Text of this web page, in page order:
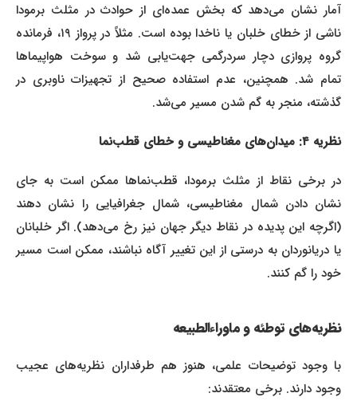
آمار نشان می‌دهد که بخش عمده‌ای از حوادث در مثلث برمودا
ناشی از خطای خلبان یا ناخدا بوده است. مثلاً در پرواز ۱۹، فرمانده
گروه پروازی دچار سردرگمی جهت‌یابی شد و سوخت هواپیماها
تمام شد. همچنین، عدم استفاده صحیح از تجهیزات ناوبری در
گذشته، منجر به گم شدن مسیر می‌شد.
نظریه ۴: میدان‌های مغناطیسی و خطای قطب‌نما
در برخی نقاط از مثلث برمودا، قطب‌نماها ممکن است به جای
نشان دادن شمال مغناطیسی، شمال جغرافیایی را نشان دهند
(اگرچه این پدیده در نقاط دیگر جهان نیز رخ می‌دهد). اگر خلبانان
یا دریانوردان به درستی از این تغییر آگاه نباشند، ممکن است مسیر
خود را گم کنند.
نظریه‌های توطئه و ماوراءالطبیعه
با وجود توضیحات علمی، هنوز هم طرفداران نظریه‌های عجیب
وجود دارند. برخی معتقدند: